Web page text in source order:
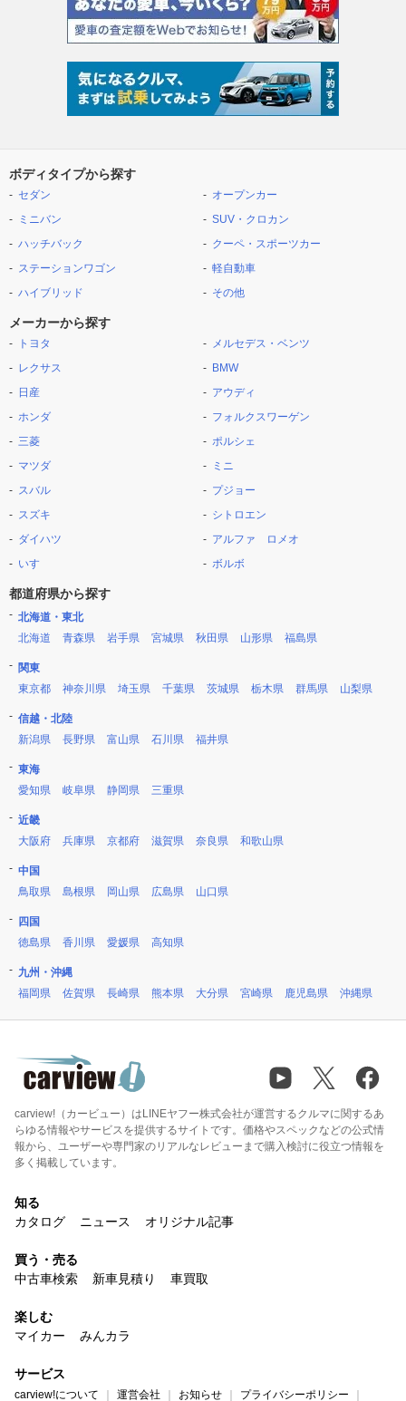
ボディタイプから探す
セダン
ミニバン
ハッチバック
ステーションワゴン
ハイブリッド
オープンカー
SUV・クロカン
クーペ・スポーツカー
軽自動車
その他
メーカーから探す
トヨタ
レクサス
日産
ホンダ
三菱
マツダ
スバル
スズキ
ダイハツ
いすゞ
メルセデス・ベンツ
BMW
アウディ
フォルクスワーゲン
ポルシェ
ミニ
プジョー
シトロエン
アルファ ロメオ
ボルボ
都道府県から探す
北海道・東北
北海道
青森県 岩手県 宮城県 秋田県 山形県 福島県
関東
東京都
神奈川県 埼玉県 千葉県 茨城県 栃木県 群馬県 山梨県
信越・北陸
新潟県
長野県 富山県 石川県 福井県
東海
愛知県
岐阜県 静岡県 三重県
近畿
大阪府
兵庫県 京都府 滋賀県 奈良県 和歌山県
中国
鳥取県
島根県 岡山県 広島県 山口県
四国
徳島県
香川県 愛媛県 高知県
九州・沖縄
福岡県
佐賀県 長崎県 熊本県 大分県 宮崎県 鹿児島県 沖縄県
carview!（カービュー）はLINEヤフー株式会社が運営するクルマに関するあ
らゆる情報やサービスを提供するサイトです。価格やスペックなどの公式情
報から、ユーザーや専門家のリアルなレビューまで購入検討に役立つ情報を
多く掲載しています。
知る
カタログ
ニュース オリジナル記事
買う・売る
中古車検索
新車見積り 車買取
楽しむ
マイカー
みんカラ
サービス
carview!について 運営会社 お知らせ プライバシーポリシー